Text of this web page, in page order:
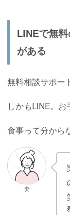
LINEで無
がある
無料相談サポー
しかもLINE。お
食事って分から
妻